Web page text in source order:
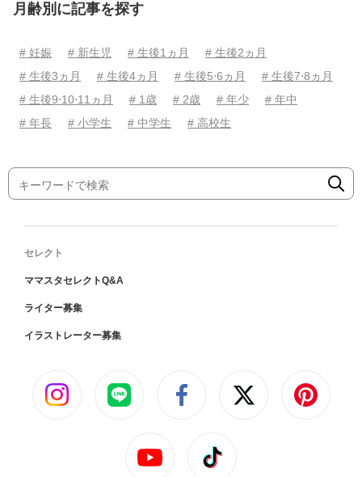
月齢別に記事を探す
# 妊娠 # 新生児 # 生後1ヵ月
# 生後2ヵ月
# 生後3ヵ月
# 生後4ヵ月 # 生後5⋅6ヵ月
# 生後7⋅8ヵ月
# 生後9⋅10⋅11ヵ月
# 1歳 # 2歳 # 年少
# 年中
# 年長
# 小学生 # 中学生 # 高校生
セレクト
ママスタセレクトQ&A
ライター募集
イラストレーター募集